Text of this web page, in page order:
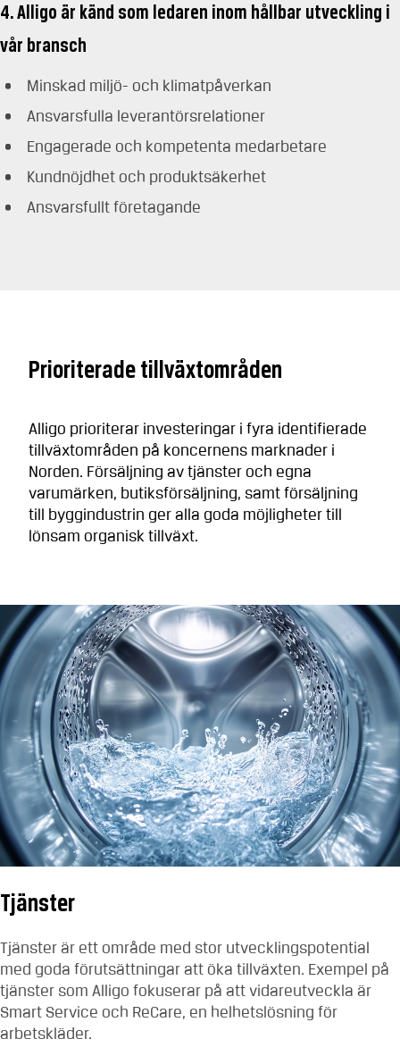
4. Alligo är känd som ledaren inom hållbar utveckling i
vår bransch
Minskad miljö- och klimatpåverkan
Ansvarsfulla leverantörsrelationer
Engagerade och kompetenta medarbetare
Kundnöjdhet och produktsäkerhet
Ansvarsfullt företagande
Prioriterade tillväxtområden
Alligo prioriterar investeringar i fyra identifierade
tillväxtområden på koncernens marknader i
Norden. Försäljning av tjänster och egna
varumärken, butiksförsäljning, samt försäljning
till byggindustrin ger alla goda möjligheter till
lönsam organisk tillväxt.
Tjänster
Tjänster är ett område med stor utvecklingspotential
med goda förutsättningar att öka tillväxten. Exempel på
tjänster som Alligo fokuserar på att vidareutveckla är
Smart Service och ReCare, en helhetslösning för
arbetskläder.